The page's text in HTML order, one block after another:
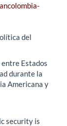
del
Estados
durante la
Americana y
security is